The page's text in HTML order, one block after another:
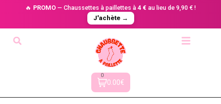
🔥 PROMO — Chaussettes à paillettes à 4 € au lieu de 9,90 € !
J'achète →
0
0.00€